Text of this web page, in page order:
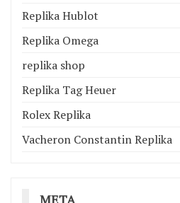
Replika Hublot
Replika Omega
replika shop
Replika Tag Heuer
Rolex Replika
Vacheron Constantin Replika
META